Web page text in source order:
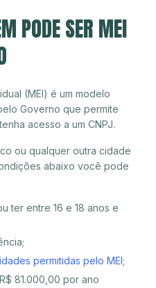
PODE SER MEI
(MEI) é um modelo
Governo que permite
acesso a um CNPJ.
ou qualquer outra cidade
abaixo você pode
ter entre 16 e 18 anos e
permitidas pelo MEI;
81.000,00 por ano